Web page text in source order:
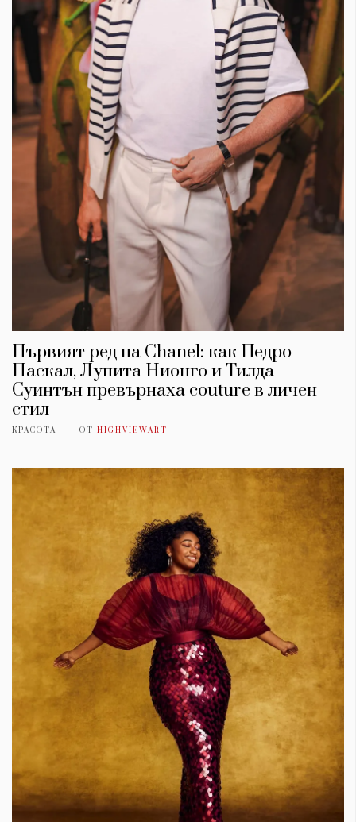
Първият ред на Chanel: как Педро
Паскал, Лупита Нионго и Тилда
Суинтън превърнаха couture в личен
стил
КРАСОТА ОТ HIGHVIEWART